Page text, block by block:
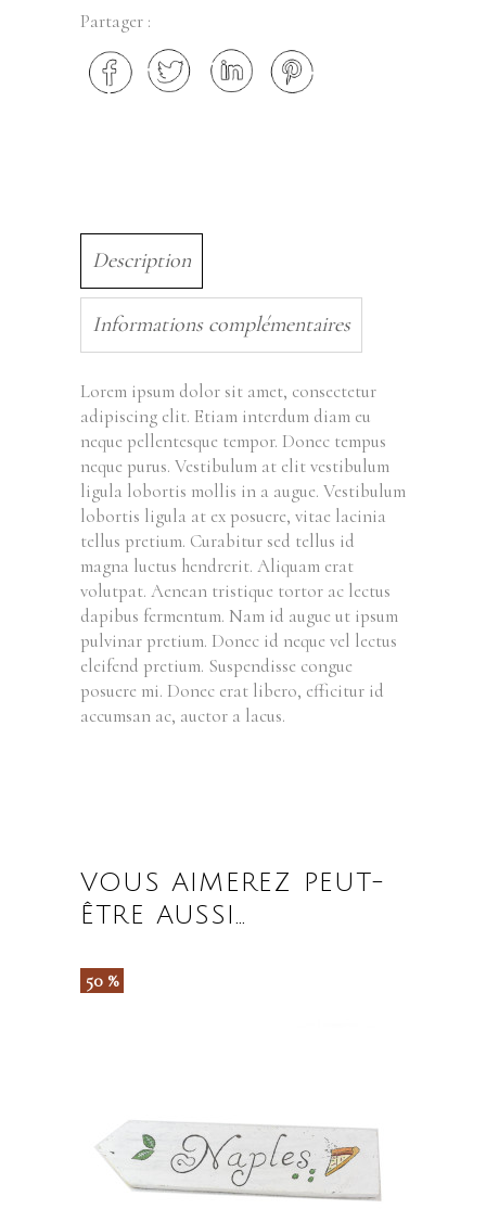
Partager :
Description
Informations complémentaires
Lorem ipsum dolor sit amet, consectetur
adipiscing elit. Etiam interdum diam eu
neque pellentesque tempor. Donec tempus
neque purus. Vestibulum at elit vestibulum
ligula lobortis mollis in a augue. Vestibulum
lobortis ligula at ex posuere, vitae lacinia
tellus pretium. Curabitur sed tellus id
magna luctus hendrerit. Aliquam erat
volutpat. Aenean tristique tortor ac lectus
dapibus fermentum. Nam id augue ut ipsum
pulvinar pretium. Donec id neque vel lectus
eleifend pretium. Suspendisse congue
posuere mi. Donec erat libero, efficitur id
accumsan ac, auctor a lacus.
VOUS AIMEREZ PEUT-
ÊTRE AUSSI…
50 %